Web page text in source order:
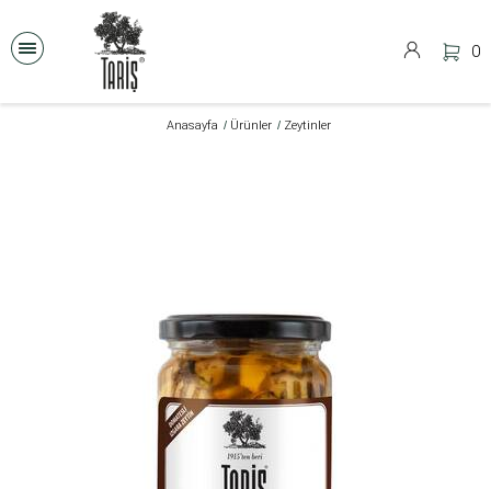
0
Anasayfa Ürünler Zeytinler